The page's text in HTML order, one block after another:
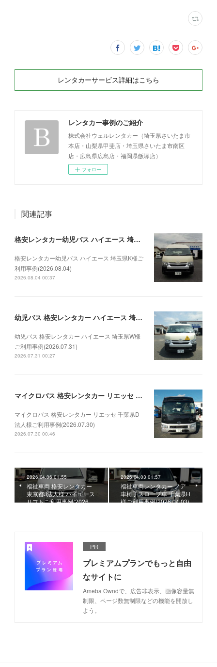
レンタカーサービス詳細はこちら
レンタカー事例のご紹介
株式会社ウェルレンタカー（埼玉県さいたま市
本店・山梨県甲斐店・埼玉県さいたま市南区
店・広島県広島店・福岡県飯塚店）
フォロー
関連記事
格安レンタカー幼児バス ハイエース 埼玉県K様ご利用事例(2026.08.04)
格安レンタカー幼児バス ハイエース 埼玉県K様ご
利用事例(2026.08.04)
2026.08.04 00:37
幼児バス 格安レンタカー ハイエース 埼玉県W様ご利用事例(2026.07.31)
幼児バス 格安レンタカー ハイエース 埼玉県W様
ご利用事例(2026.07.31)
2026.07.31 00:27
マイクロバス 格安レンタカー リエッセ 千葉県D法人様ご利用事例(2026.07.30)
マイクロバス 格安レンタカー リエッセ 千葉県D
法人様ご利用事例(2026.07.30)
2026.07.30 00:46
2026.04.06 01:55
福祉車両 格安レンタカー
東京都J法人様 ハイエース
リフトご利用事例(2026.…
2026.04.03 01:57
福祉車両レンタカー ノア
車椅子スロープ車 千葉県H
様ご利用事例(2026.04.03)
PR
プレミアムプランでもっと自由
なサイトに
Ameba Owndで、広告非表示、画像容量無
制限、ページ数無制限などの機能を開放し
よう。